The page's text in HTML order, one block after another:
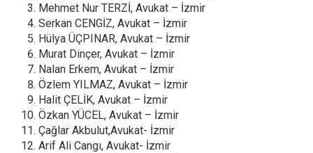
Mehmet Nur TERZİ, Avukat – İzmir
Serkan CENGİZ, Avukat – İzmir
Hülya ÜÇPINAR, Avukat – İzmir
Murat Dinçer, Avukat – İzmir
Nalan Erkem, Avukat – İzmir
Özlem YILMAZ, Avukat – İzmir
Halit ÇELİK, Avukat – İzmir
Özkan YÜCEL, Avukat – İzmir
Çağlar Akbulut,Avukat- İzmir
Arif Ali Cangı, Avukat- İzmir